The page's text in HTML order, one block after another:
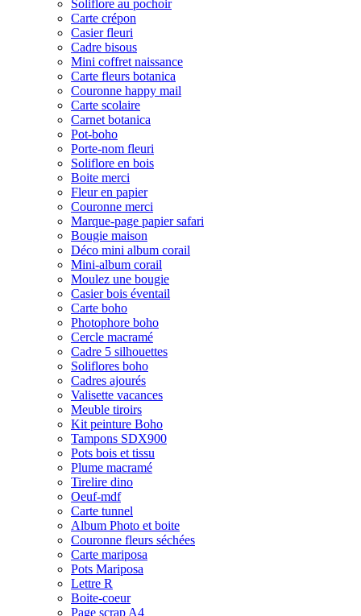
Soliflore au pochoir
Carte crépon
Casier fleuri
Cadre bisous
Mini coffret naissance
Carte fleurs botanica
Couronne happy mail
Carte scolaire
Carnet botanica
Pot-boho
Porte-nom fleuri
Soliflore en bois
Boite merci
Fleur en papier
Couronne merci
Marque-page papier safari
Bougie maison
Déco mini album corail
Mini-album corail
Moulez une bougie
Casier bois éventail
Carte boho
Photophore boho
Cercle macramé
Cadre 5 silhouettes
Soliflores boho
Cadres ajourés
Valisette vacances
Meuble tiroirs
Kit peinture Boho
Tampons SDX900
Pots bois et tissu
Plume macramé
Tirelire dino
Oeuf-mdf
Carte tunnel
Album Photo et boite
Couronne fleurs séchées
Carte mariposa
Pots Mariposa
Lettre R
Boite-coeur
Page scrap A4